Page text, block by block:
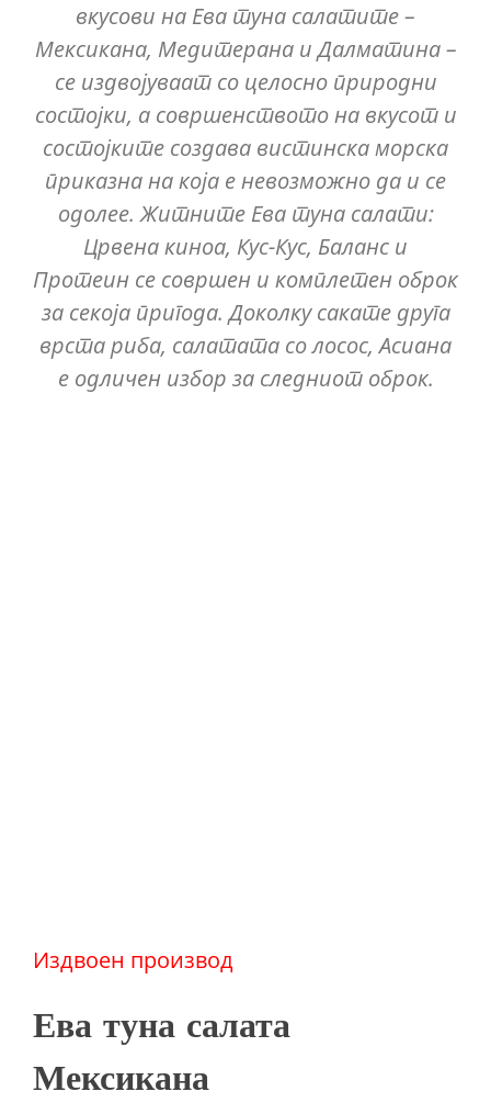
вкусови на Ева туна салатите –
Мексикана, Медитерана и Далматина –
се издвојуваат со целосно природни
состојки, а совршенството на вкусот и
состојките создава вистинска морска
приказна на која е невозможно да и се
одолее. Житните Ева туна салати:
Црвена киноа, Кус-Кус, Баланс и
Протеин се совршен и комплетен оброк
за секоја пригода. Доколку сакате друга
врста риба, салатата со лосос, Асиана
е одличен избор за следниот оброк.
Издвоен производ
Ева туна салата
Мексикана